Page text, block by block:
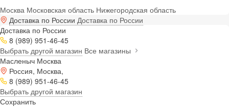
Москва Московская область Нижегородская область
Доставка по России Доставка по России
Доставка по России
8 (989) 951-46-45
Выбрать другой магазин Все магазины
Масленыч Москва
Россия, Москва,
8 (989) 951-46-45
Выбрать другой магазин
Сохранить